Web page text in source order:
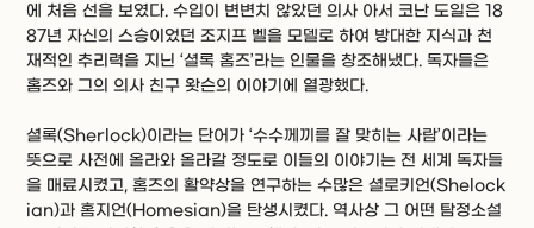
에 처음 선을 보였다. 수입이 변변치 않았던 의사 아서 코난 도일은 18
87년 자신의 스승이었던 조지프 벨을 모델로 하여 방대한 지식과 천
재적인 추리력을 지닌 ‘셜록 홈즈’라는 인물을 창조해냈다. 독자들은
홈즈와 그의 의사 친구 왓슨의 이야기에 열광했다.
셜록(Sherlock)이라는 단어가 ‘수수께끼를 잘 맞히는 사람’이라는
뜻으로 사전에 올라와 올라갈 정도로 이들의 이야기는 전 세계 독자들
을 매료시켰고, 홈즈의 활약상을 연구하는 수많은 셜로키언(Shelock
ian)과 홈지언(Homesian)을 탄생시켰다. 역사상 그 어떤 탐정소설